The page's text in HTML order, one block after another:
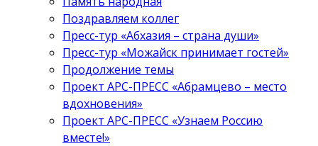
Поздравляем коллег
Пресс-тур «Абхазия – страна души»
Пресс-тур «Можайск принимает гостей»
Продолжение темы
Проект АРС-ПРЕСС «Абрамцево – место
вдохновения»
Проект АРС-ПРЕСС «Узнаем Россию
вместе!»